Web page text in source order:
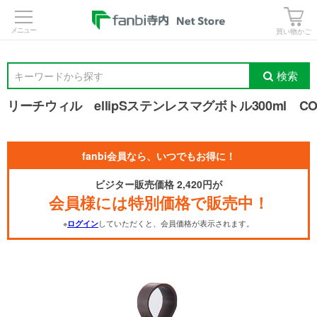
買い物かご
キーワードから探す 検索
リーチウィル ellipSステンレスマグボトル300ml CO
fanbi会員なら、いつでもお得に！
ビジター販売価格 2,420円が
会員様には特別価格で販売中！
※ログインしていただくと、会員価格が表示されます。